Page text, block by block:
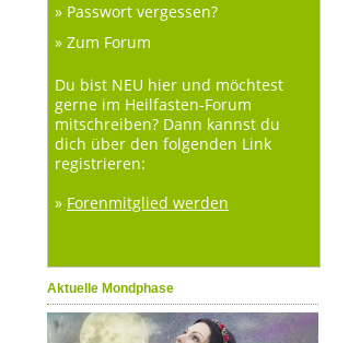
» Passwort vergessen?
» Zum Forum
Du bist NEU hier und möchtest
gerne im Heilfasten-Forum
mitschreiben? Dann kannst du
dich über den folgenden Link
registrieren:
» Forenmitglied werden
Aktuelle Mondphase